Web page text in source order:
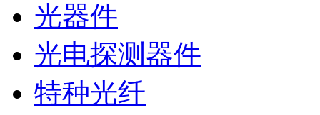
光器件
光电探测器件
特种光纤